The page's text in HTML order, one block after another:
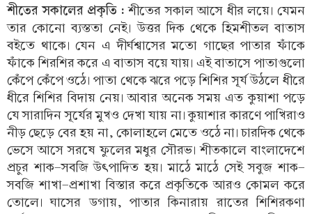
শীতের সকালের প্রকৃতি : শীতের সকাল আসে ধীর লয়ে। যেমন
তার কোনো ব্যস্ততা নেই। উত্তর দিক থেকে হিমশীতল বাতাস
বইতে থাকে। যেন এ দীর্ঘশ্বাসের মতো গাছের পাতার ফাঁকে
ফাঁকে শিরশির করে এ বাতাস বয়ে যায়। এই বাতাসে পাতাগুলো
কেঁপে কেঁপে ওঠে। পাতা থেকে ঝরে পড়ে শিশির সূর্য উঠলে ধীরে
ধীরে শিশির বিদায় নেয়। আবার অনেক সময় এত কুয়াশা পড়ে
যে সারাদিন সূর্যের মুখও দেখা যায় না। কুয়াশার কারণে পাখিরাও
নীড় ছেড়ে বের হয় না, কোলাহলে মেতে ওঠে না। চারদিক থেকে
ভেসে আসে সরষে ফুলের মধুর সৌরভ। শীতকালে বাংলাদেশে
প্রচুর শাক-সবজি উৎপাদিত হয়। মাঠে মাঠে সেই সবুজ শাক-
সবজি শাখা-প্রশাখা বিস্তার করে প্রকৃতিকে আরও কোমল করে
তোলে। ঘাসের ডগায়, পাতার কিনারায় রাতের শিশিরকণা